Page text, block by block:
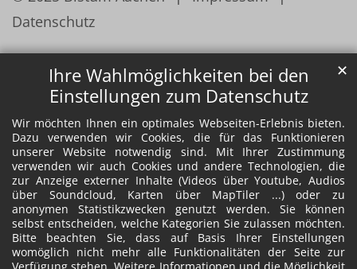
Ihre Wahlmöglichkeiten bei den
Einstellungen zum Datenschutz
Wir möchten Ihnen ein optimales Webseiten-Erlebnis bieten.
Dazu verwenden wir Cookies, die für das Funktionieren
unserer Website notwendig sind. Mit Ihrer Zustimmung
verwenden wir auch Cookies und andere Technologien, die
zur Anzeige externer Inhalte (Videos über Youtube, Audios
über Soundcloud, Karten über MapTiler ...) oder zu
anonymen Statistikzwecken genutzt werden. Sie können
selbst entscheiden, welche Kategorien Sie zulassen möchten.
Bitte beachten Sie, dass auf Basis Ihrer Einstellungen
womöglich nicht mehr alle Funktionalitäten der Seite zur
✕
Datenschutz